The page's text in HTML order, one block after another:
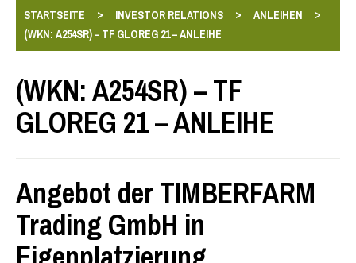
STARTSEITE > INVESTOR RELATIONS > ANLEIHEN
>
(WKN: A254SR) – TF GLOREG 21 – ANLEIHE
(WKN: A254SR) – TF
GLOREG 21 – ANLEIHE
Angebot der TIMBERFARM
Trading GmbH in